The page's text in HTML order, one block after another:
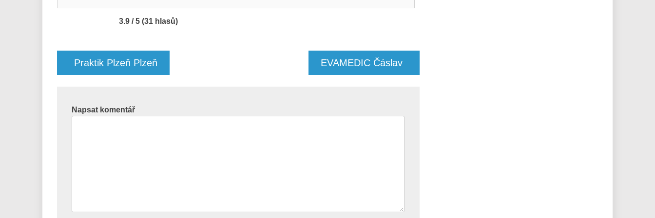
3.9 / 5 (31 hlasů)
příspěvek
Praktik Plzeň Plzeň EVAMEDIC Čáslav
Napsat komentář